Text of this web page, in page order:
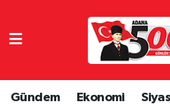
Gündem Ekonomi
Hava Durumu